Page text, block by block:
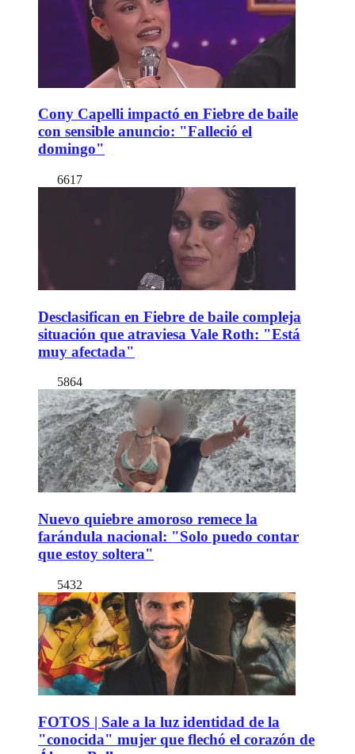
Cony Capelli impactó en Fiebre de baile
con sensible anuncio: "Falleció el
domingo"
6617
Desclasifican en Fiebre de baile compleja
situación que atraviesa Vale Roth: "Está
muy afectada"
5864
Nuevo quiebre amoroso remece la
farándula nacional: "Solo puedo contar
que estoy soltera"
5432
FOTOS | Sale a la luz identidad de la
"conocida" mujer que flechó el corazón de